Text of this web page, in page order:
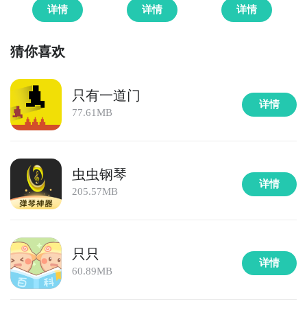
详情 详情 详情
猜你喜欢
只有一道门
77.61MB
详情
虫虫钢琴
205.57MB
详情
只只
60.89MB
详情